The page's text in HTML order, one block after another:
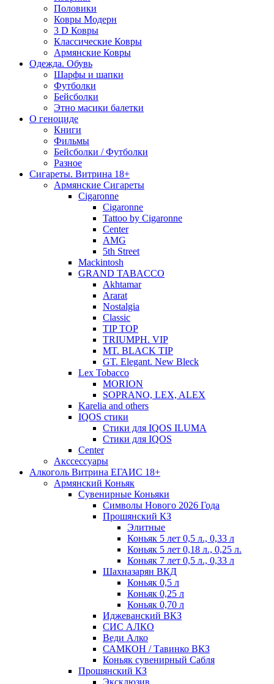
Половики
Ковры Модерн
3 D Ковры
Классические Ковры
Армянские Ковры
Одежда. Обувь
Шарфы и шапки
Футболки
Бейсболки
Этно масики балетки
О геноциде
Книги
Фильмы
Бейсболки / Футболки
Разное
Сигареты. Витрина 18+
Армянские Сигареты
Cigaronne
Cigaronne
Tattoo by Cigaronne
Center
AMG
5th Street
Mackintosh
GRAND TABACCO
Akhtamar
Ararat
Nostalgia
Classic
TIP TOP
TRIUMPH. VIP
MT. BLACK TIP
GT. Elegant. New Bleck
Lex Tobacco
MORION
SOPRANO, LEX, ALEX
Karelia and others
IQOS стики
Стики для IQOS ILUMA
Стики для IQOS
Сenter
Акссессуары
Алкоголь Витрина ЕГАИС 18+
Армянский Коньяк
Сувенирные Коньяки
Символы Нового 2026 Года
Прошянский КЗ
Элитные
Коньяк 5 лет 0,5 л., 0,33 л
Коньяк 5 лет 0,18 л., 0,25 л.
Коньяк 7 лет 0,5 л., 0,33 л
Шахназарян ВКД
Коньяк 0,5 л
Коньяк 0,25 л
Коньяк 0,70 л
Иджеванский ВКЗ
СИС АЛКО
Веди Алко
САМКОН / Тавинко ВКЗ
Коньяк сувенирный Сабля
Прошянский КЗ
Эксклюзив